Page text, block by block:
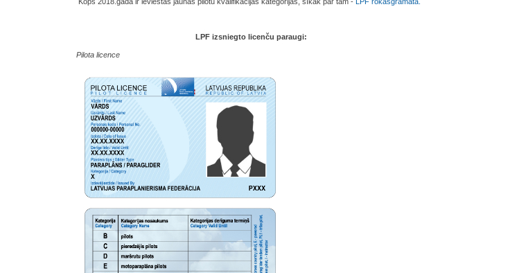
LPF izsniegto licenču paraugi:
Pilota licence